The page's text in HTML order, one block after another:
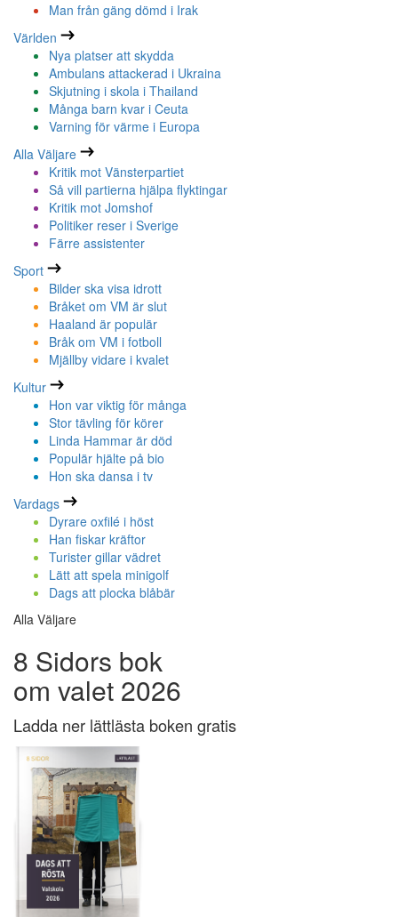
Man från gäng dömd i Irak
Världen
Nya platser att skydda
Ambulans attackerad i Ukraina
Skjutning i skola i Thailand
Många barn kvar i Ceuta
Varning för värme i Europa
Alla Väljare
Kritik mot Vänsterpartiet
Så vill partierna hjälpa flyktingar
Kritik mot Jomshof
Politiker reser i Sverige
Färre assistenter
Sport
Bilder ska visa idrott
Bråket om VM är slut
Haaland är populär
Bråk om VM i fotboll
Mjällby vidare i kvalet
Kultur
Hon var viktig för många
Stor tävling för körer
Linda Hammar är död
Populär hjälte på bio
Hon ska dansa i tv
Vardags
Dyrare oxfilé i höst
Han fiskar kräftor
Turister gillar vädret
Lätt att spela minigolf
Dags att plocka blåbär
Alla Väljare
8 Sidors bok
om valet 2026
Ladda ner lättlästa boken gratis